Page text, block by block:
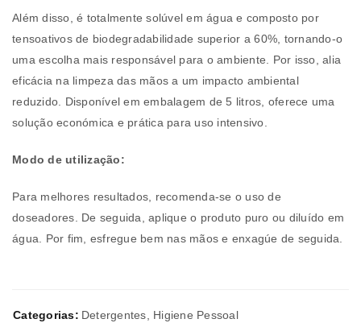
Além disso, é totalmente solúvel em água e composto por
tensoativos de biodegradabilidade superior a 60%, tornando-o
uma escolha mais responsável para o ambiente. Por isso, alia
eficácia na limpeza das mãos a um impacto ambiental
reduzido. Disponível em embalagem de 5 litros, oferece uma
solução económica e prática para uso intensivo.
Modo de utilização:
Para melhores resultados, recomenda-se o uso de
doseadores. De seguida, aplique o produto puro ou diluído em
água. Por fim, esfregue bem nas mãos e enxagúe de seguida.
Categorias: Detergentes, Higiene Pessoal